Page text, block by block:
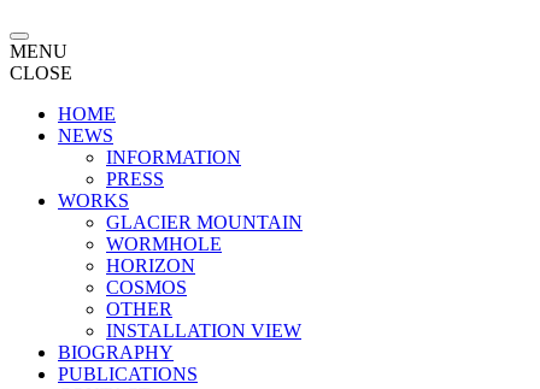
MENU
CLOSE
HOME
NEWS
INFORMATION
PRESS
WORKS
GLACIER MOUNTAIN
WORMHOLE
HORIZON
COSMOS
OTHER
INSTALLATION VIEW
BIOGRAPHY
PUBLICATIONS